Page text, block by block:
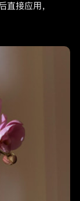
直接应用，